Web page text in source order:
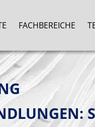
FACHBEREICHE